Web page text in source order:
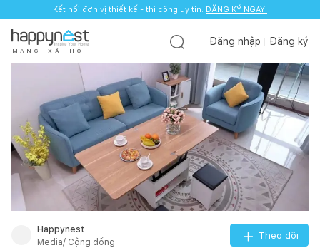
Kết nối đơn vị thiết kế - thi công uy tín. ĐĂNG KÝ NGAY!
M Ạ N G X Ã H Ộ I
Đăng nhập Đăng ký
Happynest
Media/ Cộng đồng
Theo dõi